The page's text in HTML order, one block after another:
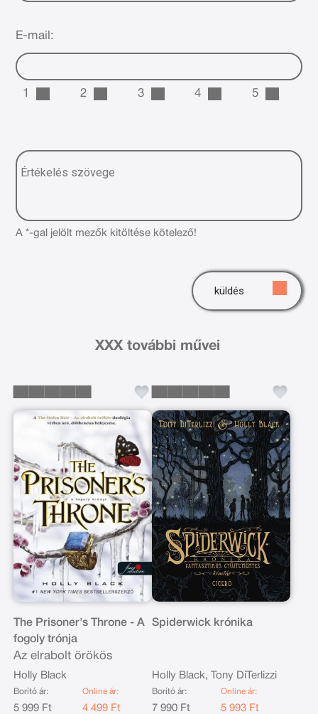
E-mail:
1 2 3 4 5
A *-gal jelölt mezők kitöltése kötelező!
küldés
XXX további művei
The Prisoner's Throne - A
fogoly trónja
Az elrabolt örökös
Holly Black
Borító ár:
5 999 Ft
Online ár:
4 499 Ft
Spiderwick krónika
Holly Black, Tony DiTerlizzi
Borító ár:
7 990 Ft
Online ár:
5 993 Ft